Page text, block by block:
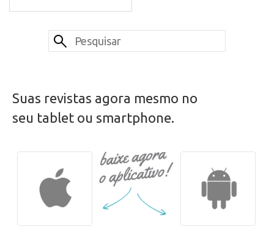
Suas revistas agora mesmo no
seu tablet ou smartphone.